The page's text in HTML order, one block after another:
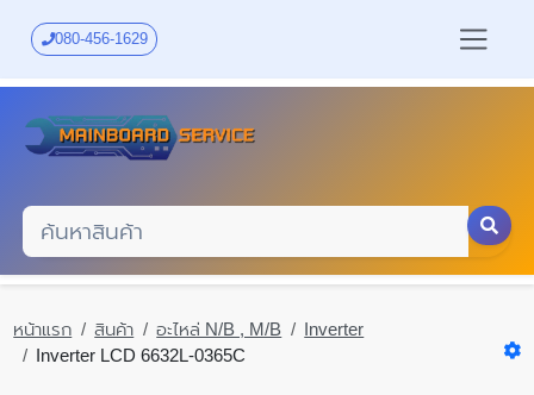
content
080-456-1629
หน้าแรก สินค้า อะไหล่ N/B , M/B
Inverter
Inverter LCD 6632L-0365C